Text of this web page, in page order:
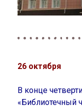
26 октября
В конце
«Библиотечный